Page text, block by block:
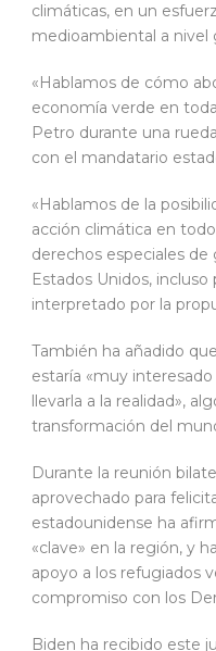
climáticas, en un
medioambiental a nivel
«Hablamos de cómo
economía verde en
Petro durante una
con el mandatario
«Hablamos de la
acción climática en
derechos especiales de
Estados Unidos,
interpretado por la
También ha añadido
estaría «muy
llevarla a la realidad»,
transformación del
Durante la reunión
aprovechado para
estadounidense ha
«clave» en la región, y
apoyo a los refugiados
compromiso con los
Biden ha recibido este